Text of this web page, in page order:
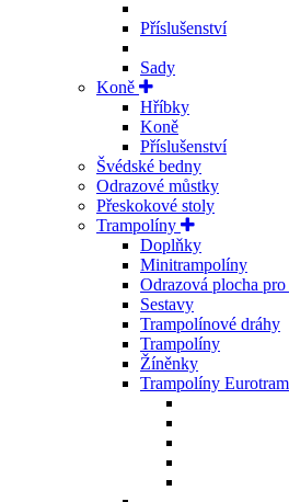
Příslušenství
Sady
Koně
Hříbky
Koně
Příslušenství
Švédské bedny
Odrazové můstky
Přeskokové stoly
Trampolíny
Doplňky
Minitrampolíny
Odrazová plocha
Sestavy
Trampolínové dráhy
Trampolíny
Žíněnky
Trampolíny